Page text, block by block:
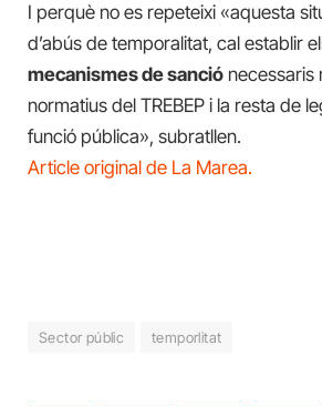
I perquè no es repeteixi «aquesta
d’abús de temporalitat, cal establir
mecanismes de sanció necessaris
normatius del TREBEP i la resta de
funció pública», subratllen.
Article original de La Marea.
Sector públic temporlitat